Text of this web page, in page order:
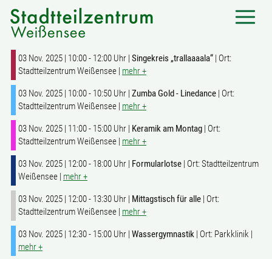
03 Nov. 2025 | 10:00 - 12:00 Uhr | Singekreis „trallaaaala“ | Ort:
Stadtteilzentrum Weißensee | mehr +
03 Nov. 2025 | 10:00 - 10:50 Uhr | Zumba Gold - Linedance | Ort:
Stadtteilzentrum Weißensee | mehr +
03 Nov. 2025 | 11:00 - 15:00 Uhr | Keramik am Montag | Ort:
Stadtteilzentrum Weißensee | mehr +
03 Nov. 2025 | 12:00 - 18:00 Uhr | Formularlotse | Ort: Stadtteilzentrum
Weißensee | mehr +
03 Nov. 2025 | 12:00 - 13:30 Uhr | Mittagstisch für alle | Ort:
Stadtteilzentrum Weißensee | mehr +
03 Nov. 2025 | 12:30 - 15:00 Uhr | Wassergymnastik | Ort: Parkklinik |
mehr +